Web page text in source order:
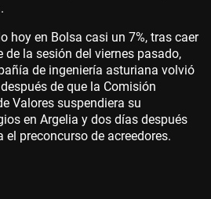
hoy en Bolsa casi un 7%, tras caer
de la sesión del viernes pasado,
de ingeniería asturiana volvió
de que la Comisión
Valores suspendiera su
en Argelia y dos días después
preconcurso de acreedores.